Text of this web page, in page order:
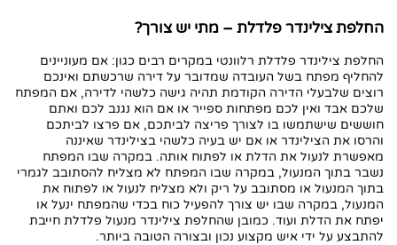
7. כיצד תבחרו צילינדר להחלפה בדלת
פלדלת?
8. מתי יש צורך להחליף צילינדר בדלת
פלדלת?
9. החלפת צילינדר פלדלת מחיר – מה חשוב
לדעת?
החלפת צילינדר פלדלת – מתי יש צורך?
החלפת צילינדר פלדלת רלוונטי במקרים רבים כגון: אם מעוניינים
להחליף מפתח בשל העובדה שמדובר על דירה שרכשתם ואינכם
רוצים שלבעלי הדירה הקודמת תהיה גישה כלשהי לדירה, אם המפתח
שלכם אבד ואין לכם מפתחות ספייר או אם הוא נגנב לכם ואתם
חוששים שישתמשו בו לצורך פריצה לביתכם, אם פרצו לביתכם
והרסו את הצילינדר או אם יש בעיה כלשהי בצילינדר שאיננה
מאפשרת לנעול את הדלת או לפתוח אותה. במקרה שבו המפתח
נשבר בתוך המנעול, במקרה שבו המפתח לא מצליח להסתובב לגמרי
בתוך המנעול או מסתובב על ריק ולא מצליח לנעול או לפתוח את
המנעול, במקרה שבו יש צורך להפעיל כוח בכדי שהמפתח ינעל או
יפתח את הדלת ועוד. כמובן שהחלפת צילינדר מנעול פלדלת חייבת
להתבצע על ידי איש מקצוע נכון ובצורה הטובה ביותר.